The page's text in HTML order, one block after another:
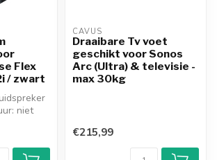
Flex
/ zwart
niet
CAVUS
Draaibare Tv voet
geschikt voor Sonos
Arc (Ultra) & televisie -
max 30kg
€215,99